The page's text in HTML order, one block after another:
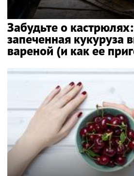
Забудьте о
запеченная кукуруза
вареной (и как ее